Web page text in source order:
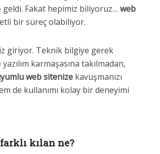
Fakat hepimiz biliyoruz… web
bir süreç olabiliyor.
giriyor. Teknik bilgiye gerek
karmaşasına takılmadan,
web sitenize kavuşmanızı
de kullanımı kolay bir deneyimi
kılan ne?